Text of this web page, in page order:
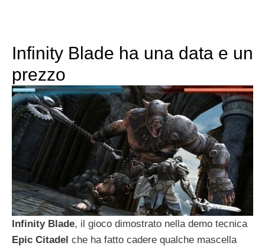
Infinity Blade ha una data e un
prezzo
Infinity Blade, il gioco dimostrato nella demo tecnica
Epic Citadel che ha fatto cadere qualche mascella